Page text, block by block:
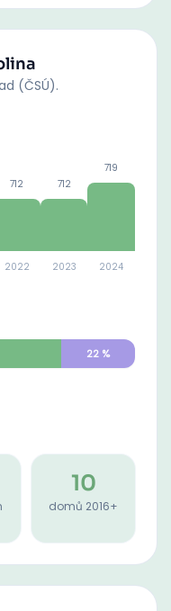
(ČSÚ).
712
2022
712
2023
719
2024
22 %
10
domů 2016+